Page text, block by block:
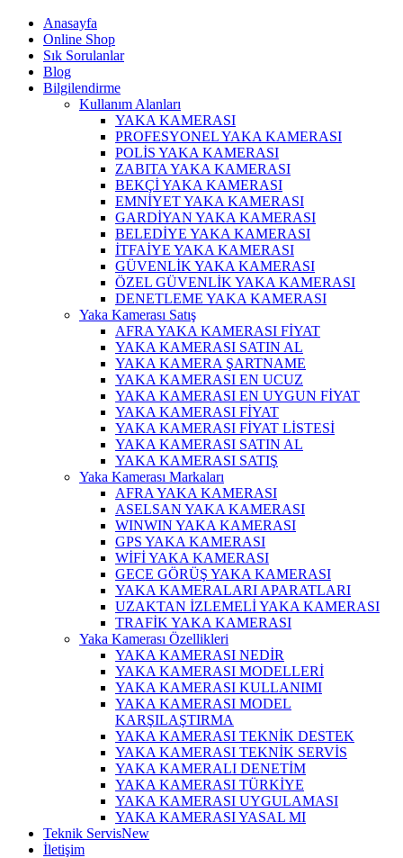
Anasayfa
Online Shop
Sık Sorulanlar
Blog
Bilgilendirme
Kullanım Alanları
YAKA KAMERASI
PROFESYONEL YAKA KAMERASI
POLİS YAKA KAMERASI
ZABITA YAKA KAMERASI
BEKÇİ YAKA KAMERASI
EMNİYET YAKA KAMERASI
GARDİYAN YAKA KAMERASI
BELEDİYE YAKA KAMERASI
İTFAİYE YAKA KAMERASI
GÜVENLİK YAKA KAMERASI
ÖZEL GÜVENLİK YAKA KAMERASI
DENETLEME YAKA KAMERASI
Yaka Kamerası Satış
AFRA YAKA KAMERASI FİYAT
YAKA KAMERASI SATIN AL
YAKA KAMERA ŞARTNAME
YAKA KAMERASI EN UCUZ
YAKA KAMERASI EN UYGUN FİYAT
YAKA KAMERASI FİYAT
YAKA KAMERASI FİYAT LİSTESİ
YAKA KAMERASI SATIN AL
YAKA KAMERASI SATIŞ
Yaka Kamerası Markaları
AFRA YAKA KAMERASI
ASELSAN YAKA KAMERASI
WINWIN YAKA KAMERASI
GPS YAKA KAMERASI
WİFİ YAKA KAMERASI
GECE GÖRÜŞ YAKA KAMERASI
YAKA KAMERALARI APARATLARI
UZAKTAN İZLEMELİ YAKA KAMERASI
TRAFİK YAKA KAMERASI
Yaka Kamerası Özellikleri
YAKA KAMERASI NEDİR
YAKA KAMERASI MODELLERİ
YAKA KAMERASI KULLANIMI
YAKA KAMERASI MODEL
KARŞILAŞTIRMA
YAKA KAMERASI TEKNİK DESTEK
YAKA KAMERASI TEKNİK SERVİS
YAKA KAMERALI DENETİM
YAKA KAMERASI TÜRKİYE
YAKA KAMERASI UYGULAMASI
YAKA KAMERASI YASAL MI
Teknik ServisNew
İletişim